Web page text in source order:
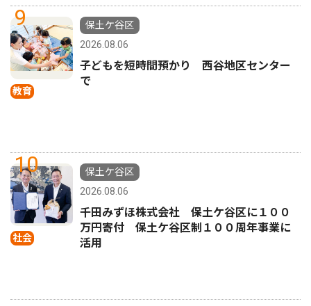
9
教育
保土ケ谷区
2026.08.06
子どもを短時間預かり 西谷地区センター
で
10
社会
保土ケ谷区
2026.08.06
千田みずほ株式会社 保土ケ谷区に１００
万円寄付 保土ケ谷区制１００周年事業に
活用